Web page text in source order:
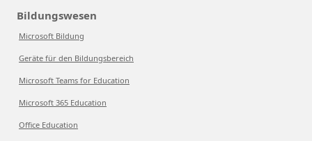
Bildungswesen
Microsoft Bildung
Geräte für den Bildungsbereich
Microsoft Teams for Education
Microsoft 365 Education
Office Education